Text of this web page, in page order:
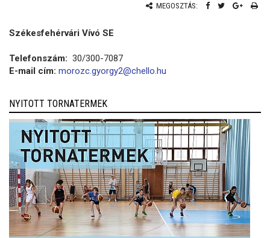
MEGOSZTÁS:
Székesfehérvári Vívó SE
Telefonszám: 30/300-7087
E-mail cím: morozc.gyorgy2@chello.hu
NYITOTT TORNATERMEK